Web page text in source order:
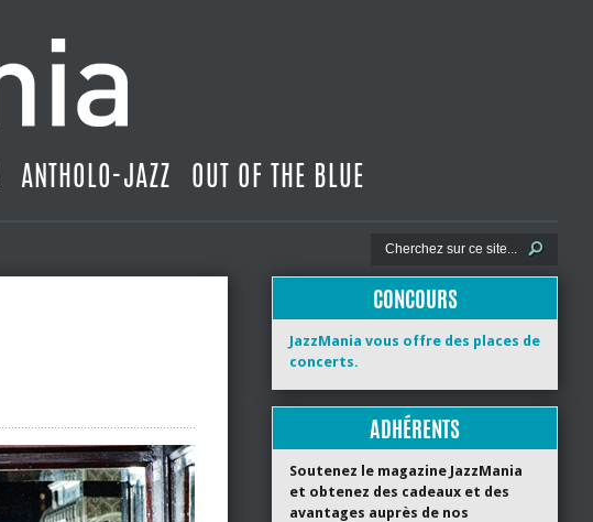
ANTHOLO-JAZZ OUT OF THE BLUE
CONCOURS
JazzMania vous offre des places de
concerts.
ADHÉRENTS
Soutenez le magazine JazzMania
et obtenez des cadeaux et des
avantages auprès de nos